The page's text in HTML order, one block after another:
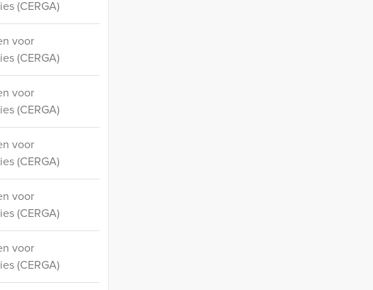
(CERGA)
voor
(CERGA)
voor
(CERGA)
voor
(CERGA)
voor
(CERGA)
voor
(CERGA)